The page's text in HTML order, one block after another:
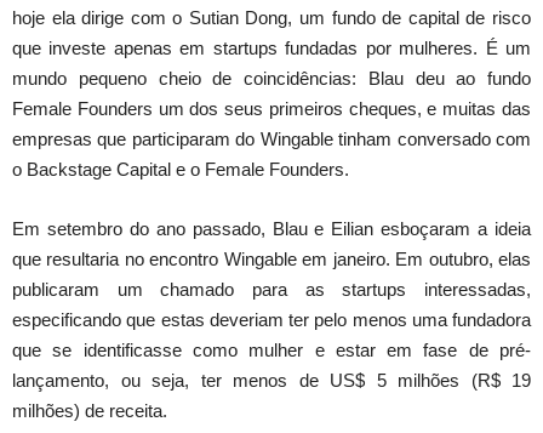
hoje ela dirige com o Sutian Dong, um fundo de capital de risco
que investe apenas em startups fundadas por mulheres. É um
mundo pequeno cheio de coincidências: Blau deu ao fundo
Female Founders um dos seus primeiros cheques, e muitas das
empresas que participaram do Wingable tinham conversado com
o Backstage Capital e o Female Founders.
Em setembro do ano passado, Blau e Eilian esboçaram a ideia
que resultaria no encontro Wingable em janeiro. Em outubro, elas
publicaram um chamado para as startups interessadas,
especificando que estas deveriam ter pelo menos uma fundadora
que se identificasse como mulher e estar em fase de pré-
lançamento, ou seja, ter menos de US$ 5 milhões (R$ 19
milhões) de receita.